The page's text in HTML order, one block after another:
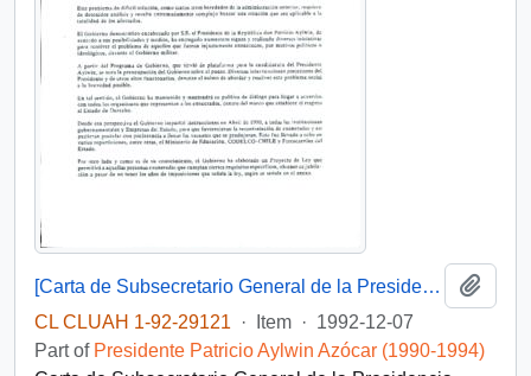
[Carta de Subsecretario General de la Presidencia a situación de exonerado político]
CL CLUAH 1-92-29121
· Item · 1992-12-07
Part of Presidente Patricio Aylwin Azócar (1990-1994)